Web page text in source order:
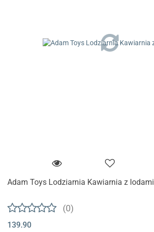
Adam Toys Lodziarnia Kawiarnia z lodami
(0)
139.90